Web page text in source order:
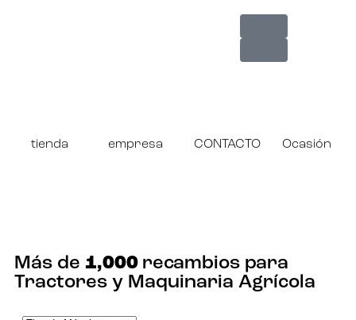
tienda empresa CONTACTO Ocasión
Más de 1,000 recambios para
Tractores y Maquinaria Agrícola